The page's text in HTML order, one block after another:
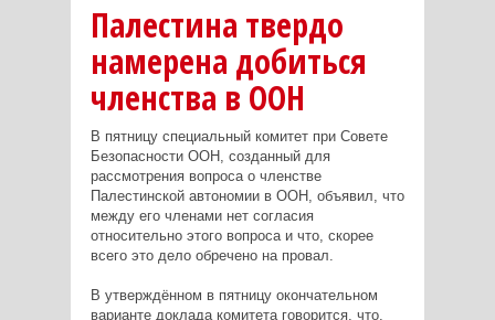
Палестина твердо
намерена добиться
членства в ООН
В пятницу специальный комитет при Совете
Безопасности ООН, созданный для
рассмотрения вопроса о членстве
Палестинской автономии в ООН, объявил, что
между его членами нет согласия
относительно этого вопроса и что, скорее
всего это дело обречено на провал.
В утверждённом в пятницу окончательном
варианте доклада комитета говорится, что,